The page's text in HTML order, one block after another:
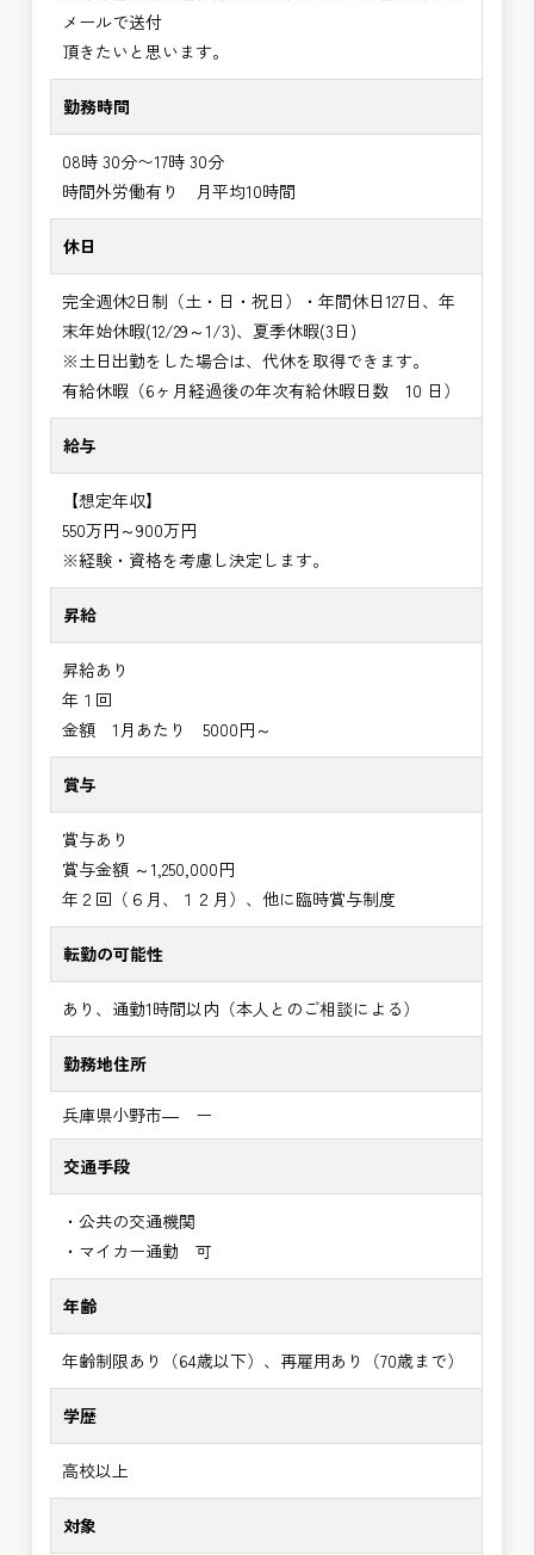
メールで送付
頂きたいと思います。
勤務時間
08時 30分〜17時 30分
時間外労働有り 月平均10時間
休日
完全週休2日制（土・日・祝日）・年間休日127日、年
末年始休暇(12/29～1/3)、夏季休暇(3日)
※土日出勤をした場合は、代休を取得できます。
有給休暇（6ヶ月経過後の年次有給休暇日数 10 日）
給与
【想定年収】
550万円～900万円
※経験・資格を考慮し決定します。
昇給
昇給あり
年１回
金額 1月あたり 5000円～
賞与
賞与あり
賞与金額 ～1,250,000円
年２回（６月、１２月）、他に臨時賞与制度
転勤の可能性
あり、通勤1時間以内（本人とのご相談による）
勤務地住所
兵庫県小野市― ー
交通手段
・公共の交通機関
・マイカー通勤 可
年齢
年齢制限あり（64歳以下）、再雇用あり（70歳まで）
学歴
高校以上
対象